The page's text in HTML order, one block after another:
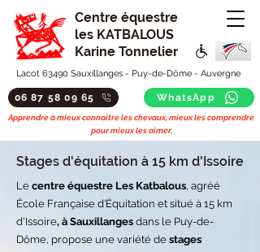
Centre équestre
les KATBALOUS
Karine Tonnelier
Lacot 63490 Sauxillanges - Puy-de-Dôme - Auvergne
06 87 58 09 65 WhatsApp
Apprendre à mieux connaitre les chevaux, mieux les comprendre
pour mieux les aimer.
Stages d'équitation à 15 km d'Issoire
Le centre équestre Les Katbalous, agréé
École Française d’Équitation et situé à 15 km
d'Issoire, à Sauxillanges dans le Puy-de-
Dôme, propose une variété de stages